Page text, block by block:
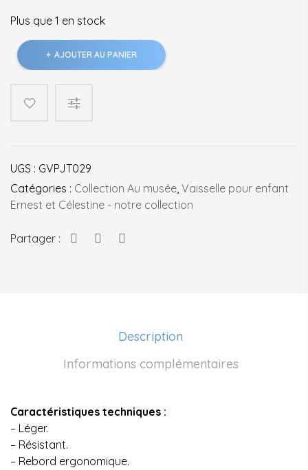
Plus que 1 en stock
quantité
de
mug
AJOUTER AU PANIER
UGS : GVPJT029
Catégories : Collection Au musée, Vaisselle pour enfant
Ernest et Célestine - notre collection
Partager :
Description
Informations complémentaires
Caractéristiques techniques :
– Léger.
– Résistant.
– Rebord ergonomique.